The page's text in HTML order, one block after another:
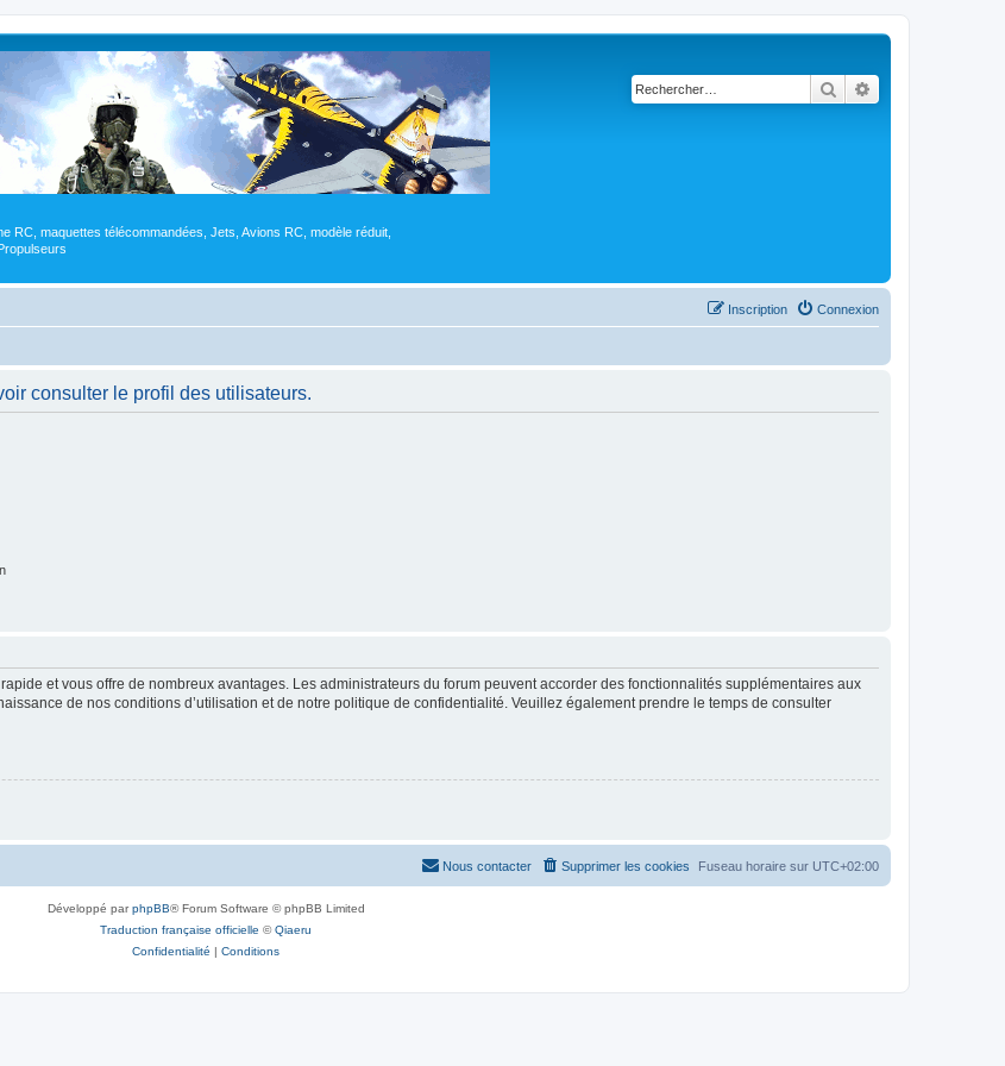
RC, maquettes télécommandées, Jets, Avions RC, modèle réduit,
Rechercher
Connexion
Inscription
consulter le profil des utilisateurs.
et vous offre de nombreux avantages. Les administrateurs du forum peuvent accorder des fonctionnalités supplémentaires aux
de nos conditions d’utilisation et de notre politique de confidentialité. Veuillez également prendre le temps de consulter
Fuseau horaire sur UTC+02:00
Supprimer les cookies
Nous contacter
Développé parphpBB® Forum Software © phpBB Limited
Traduction française officielle ©Qiaeru
Confidentialité | Conditions